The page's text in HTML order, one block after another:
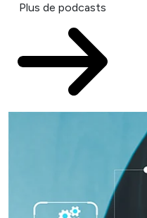
Plus de podcasts